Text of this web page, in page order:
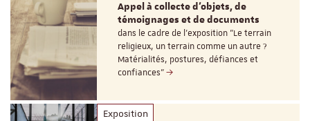
Appel à collecte d'objets, de
témoignages et de documents
dans le cadre de l'exposition "Le terrain
religieux, un terrain comme un autre ?
Matérialités, postures, défiances et
confiances"
Exposition